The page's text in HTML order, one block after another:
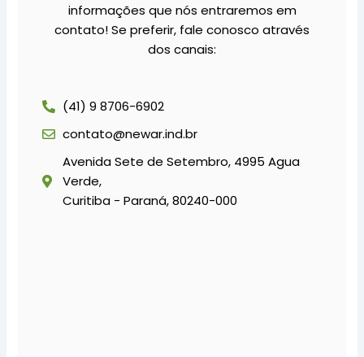
informações que nós entraremos em
contato! Se preferir, fale conosco através
dos canais:
(41) 9 8706-6902
contato@newar.ind.br
Avenida Sete de Setembro, 4995 Agua
Verde,
Curitiba - Paraná, 80240-000